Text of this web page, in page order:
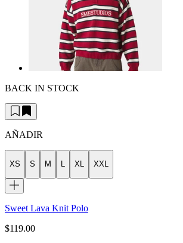
BACK IN STOCK
AÑADIR
XS S M L XL XXL
Sweet Lava Knit Polo
$119.00